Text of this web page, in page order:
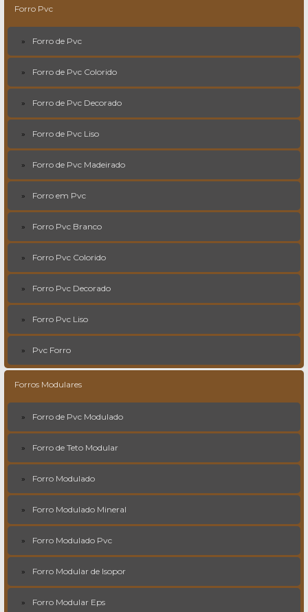
Forro Pvc
Forro de Pvc
Forro de Pvc Colorido
Forro de Pvc Decorado
Forro de Pvc Liso
Forro de Pvc Madeirado
Forro em Pvc
Forro Pvc Branco
Forro Pvc Colorido
Forro Pvc Decorado
Forro Pvc Liso
Pvc Forro
Forros Modulares
Forro de Pvc Modulado
Forro de Teto Modular
Forro Modulado
Forro Modulado Mineral
Forro Modulado Pvc
Forro Modular de Isopor
Forro Modular Eps